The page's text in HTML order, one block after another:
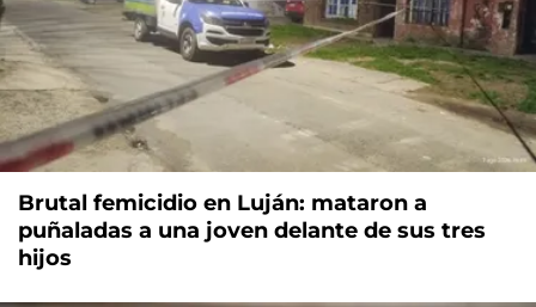
Brutal femicidio en Luján: mataron a
puñaladas a una joven delante de sus tres
hijos